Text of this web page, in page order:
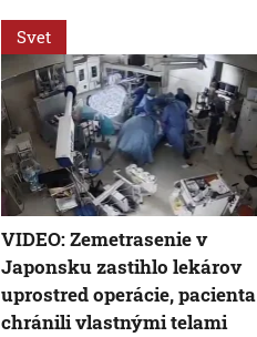
Svet
VIDEO: Zemetrasenie v
Japonsku zastihlo lekárov
uprostred operácie, pacienta
chránili vlastnými telami